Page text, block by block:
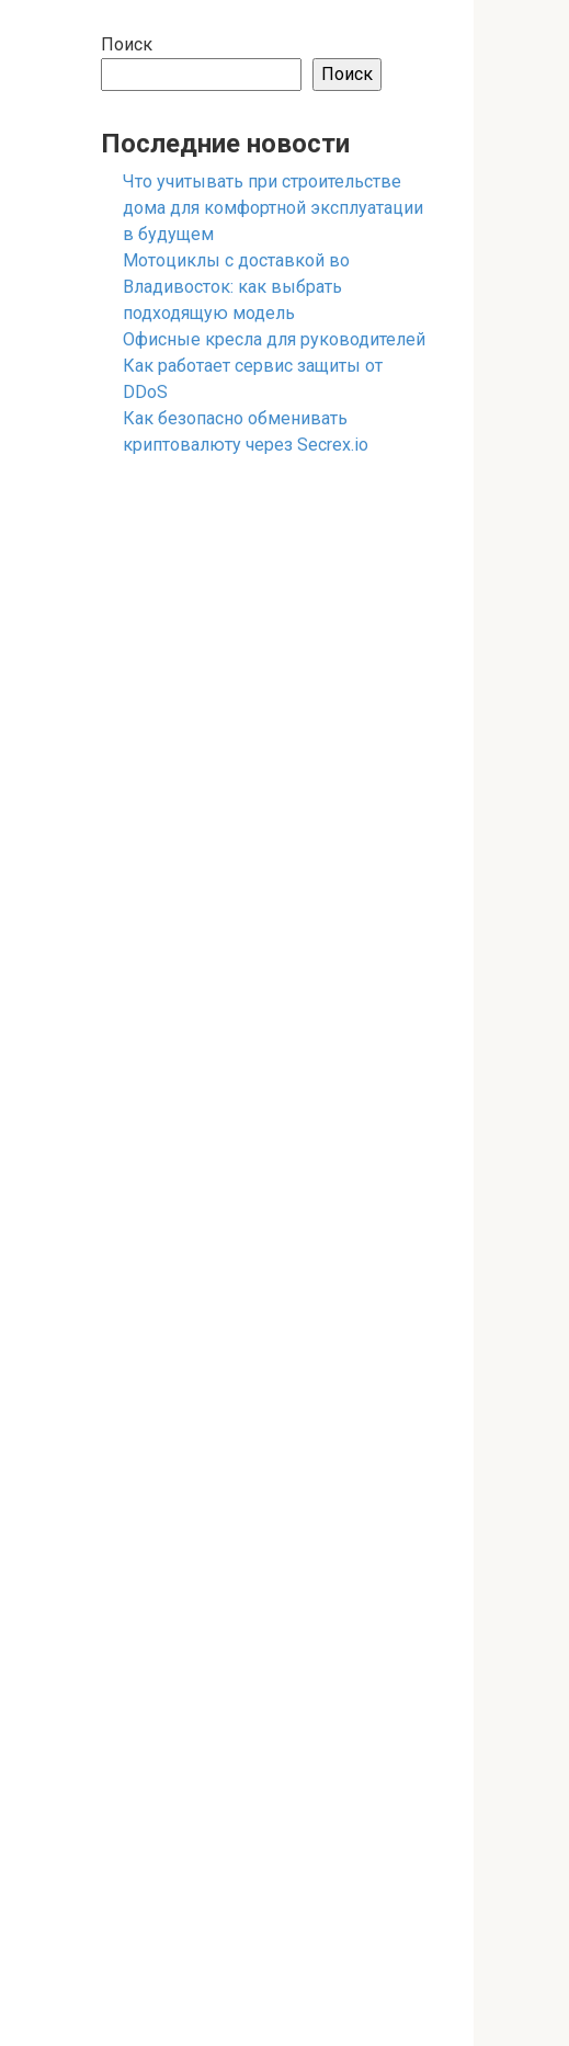
Поиск
Поиск
Последние новости
Что учитывать при строительстве
дома для комфортной эксплуатации
в будущем
Мотоциклы с доставкой во
Владивосток: как выбрать
подходящую модель
Офисные кресла для руководителей
Как работает сервис защиты от
DDoS
Как безопасно обменивать
криптовалюту через Secrex.io